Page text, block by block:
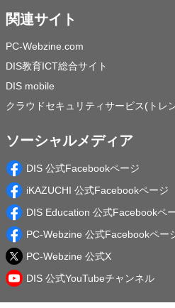
関連サイト
PC-Webzine.com
DIS教育ICT総合サイト
DIS mobile
クラウドセキュリティサービス(トレ
ソーシャルメディア
DIS 公式Facebookページ
iKAZUCHI 公式Facebookページ
DIS Education 公式Facebookペ
PC-Webzine 公式Facebookペー
PC-Webzine 公式X
DIS 公式YouTubeチャンネル